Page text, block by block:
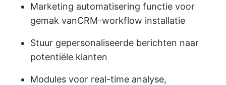
Marketing automatisering functie voor
gemak vanCRM-workflow installatie
Stuur gepersonaliseerde berichten naar
potentiële klanten
Modules voor real-time analyse,